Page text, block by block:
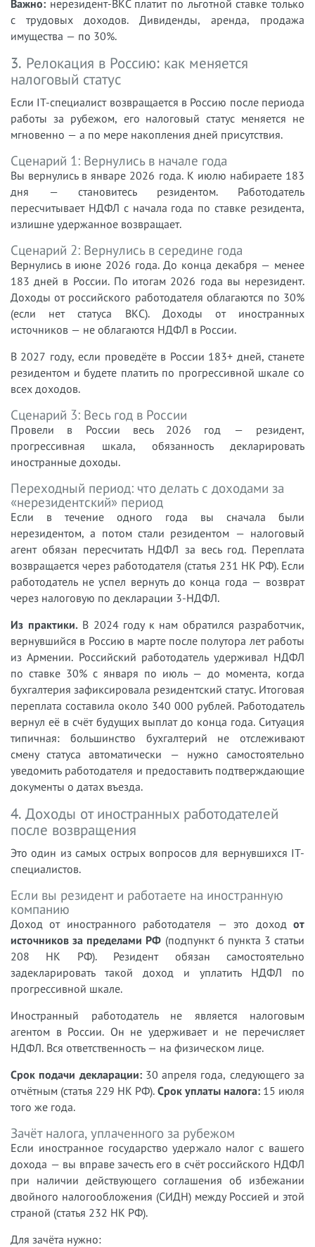
Важно: нерезидент-ВКС платит по льготной ставке только
с трудовых доходов. Дивиденды, аренда, продажа
имущества — по 30%.
3. Релокация в Россию: как меняется
налоговый статус
Если IT-специалист возвращается в Россию после периода
работы за рубежом, его налоговый статус меняется не
мгновенно — а по мере накопления дней присутствия.
Сценарий 1: Вернулись в начале года
Вы вернулись в январе 2026 года. К июлю набираете 183
дня — становитесь резидентом. Работодатель
пересчитывает НДФЛ с начала года по ставке резидента,
излишне удержанное возвращает.
Сценарий 2: Вернулись в середине года
Вернулись в июне 2026 года. До конца декабря — менее
183 дней в России. По итогам 2026 года вы нерезидент.
Доходы от российского работодателя облагаются по 30%
(если нет статуса ВКС). Доходы от иностранных
источников — не облагаются НДФЛ в России.
В 2027 году, если проведёте в России 183+ дней, станете
резидентом и будете платить по прогрессивной шкале со
всех доходов.
Сценарий 3: Весь год в России
Провели в России весь 2026 год — резидент,
прогрессивная шкала, обязанность декларировать
иностранные доходы.
Переходный период: что делать с доходами за
«нерезидентский» период
Если в течение одного года вы сначала были
нерезидентом, а потом стали резидентом — налоговый
агент обязан пересчитать НДФЛ за весь год. Переплата
возвращается через работодателя (статья 231 НК РФ). Если
работодатель не успел вернуть до конца года — возврат
через налоговую по декларации 3-НДФЛ.
Из практики. В 2024 году к нам обратился разработчик,
вернувшийся в Россию в марте после полутора лет работы
из Армении. Российский работодатель удерживал НДФЛ
по ставке 30% с января по июль — до момента, когда
бухгалтерия зафиксировала резидентский статус. Итоговая
переплата составила около 340 000 рублей. Работодатель
вернул её в счёт будущих выплат до конца года. Ситуация
типичная: большинство бухгалтерий не отслеживают
смену статуса автоматически — нужно самостоятельно
уведомить работодателя и предоставить подтверждающие
документы о датах въезда.
4. Доходы от иностранных работодателей
после возвращения
Это один из самых острых вопросов для вернувшихся IT-
специалистов.
Если вы резидент и работаете на иностранную
компанию
Доход от иностранного работодателя — это доход от
источников за пределами РФ (подпункт 6 пункта 3 статьи
208 НК РФ). Резидент обязан самостоятельно
задекларировать такой доход и уплатить НДФЛ по
прогрессивной шкале.
Иностранный работодатель не является налоговым
агентом в России. Он не удерживает и не перечисляет
НДФЛ. Вся ответственность — на физическом лице.
Срок подачи декларации:30 апреля года, следующего за
отчётным (статья 229 НК РФ). Срок уплаты налога: 15 июля
того же года.
Зачёт налога, уплаченного за рубежом
Если иностранное государство удержало налог с вашего
дохода — вы вправе зачесть его в счёт российского НДФЛ
при наличии действующего соглашения об избежании
двойного налогообложения (СИДН) между Россией и этой
страной (статья 232 НК РФ).
Для зачёта нужно: